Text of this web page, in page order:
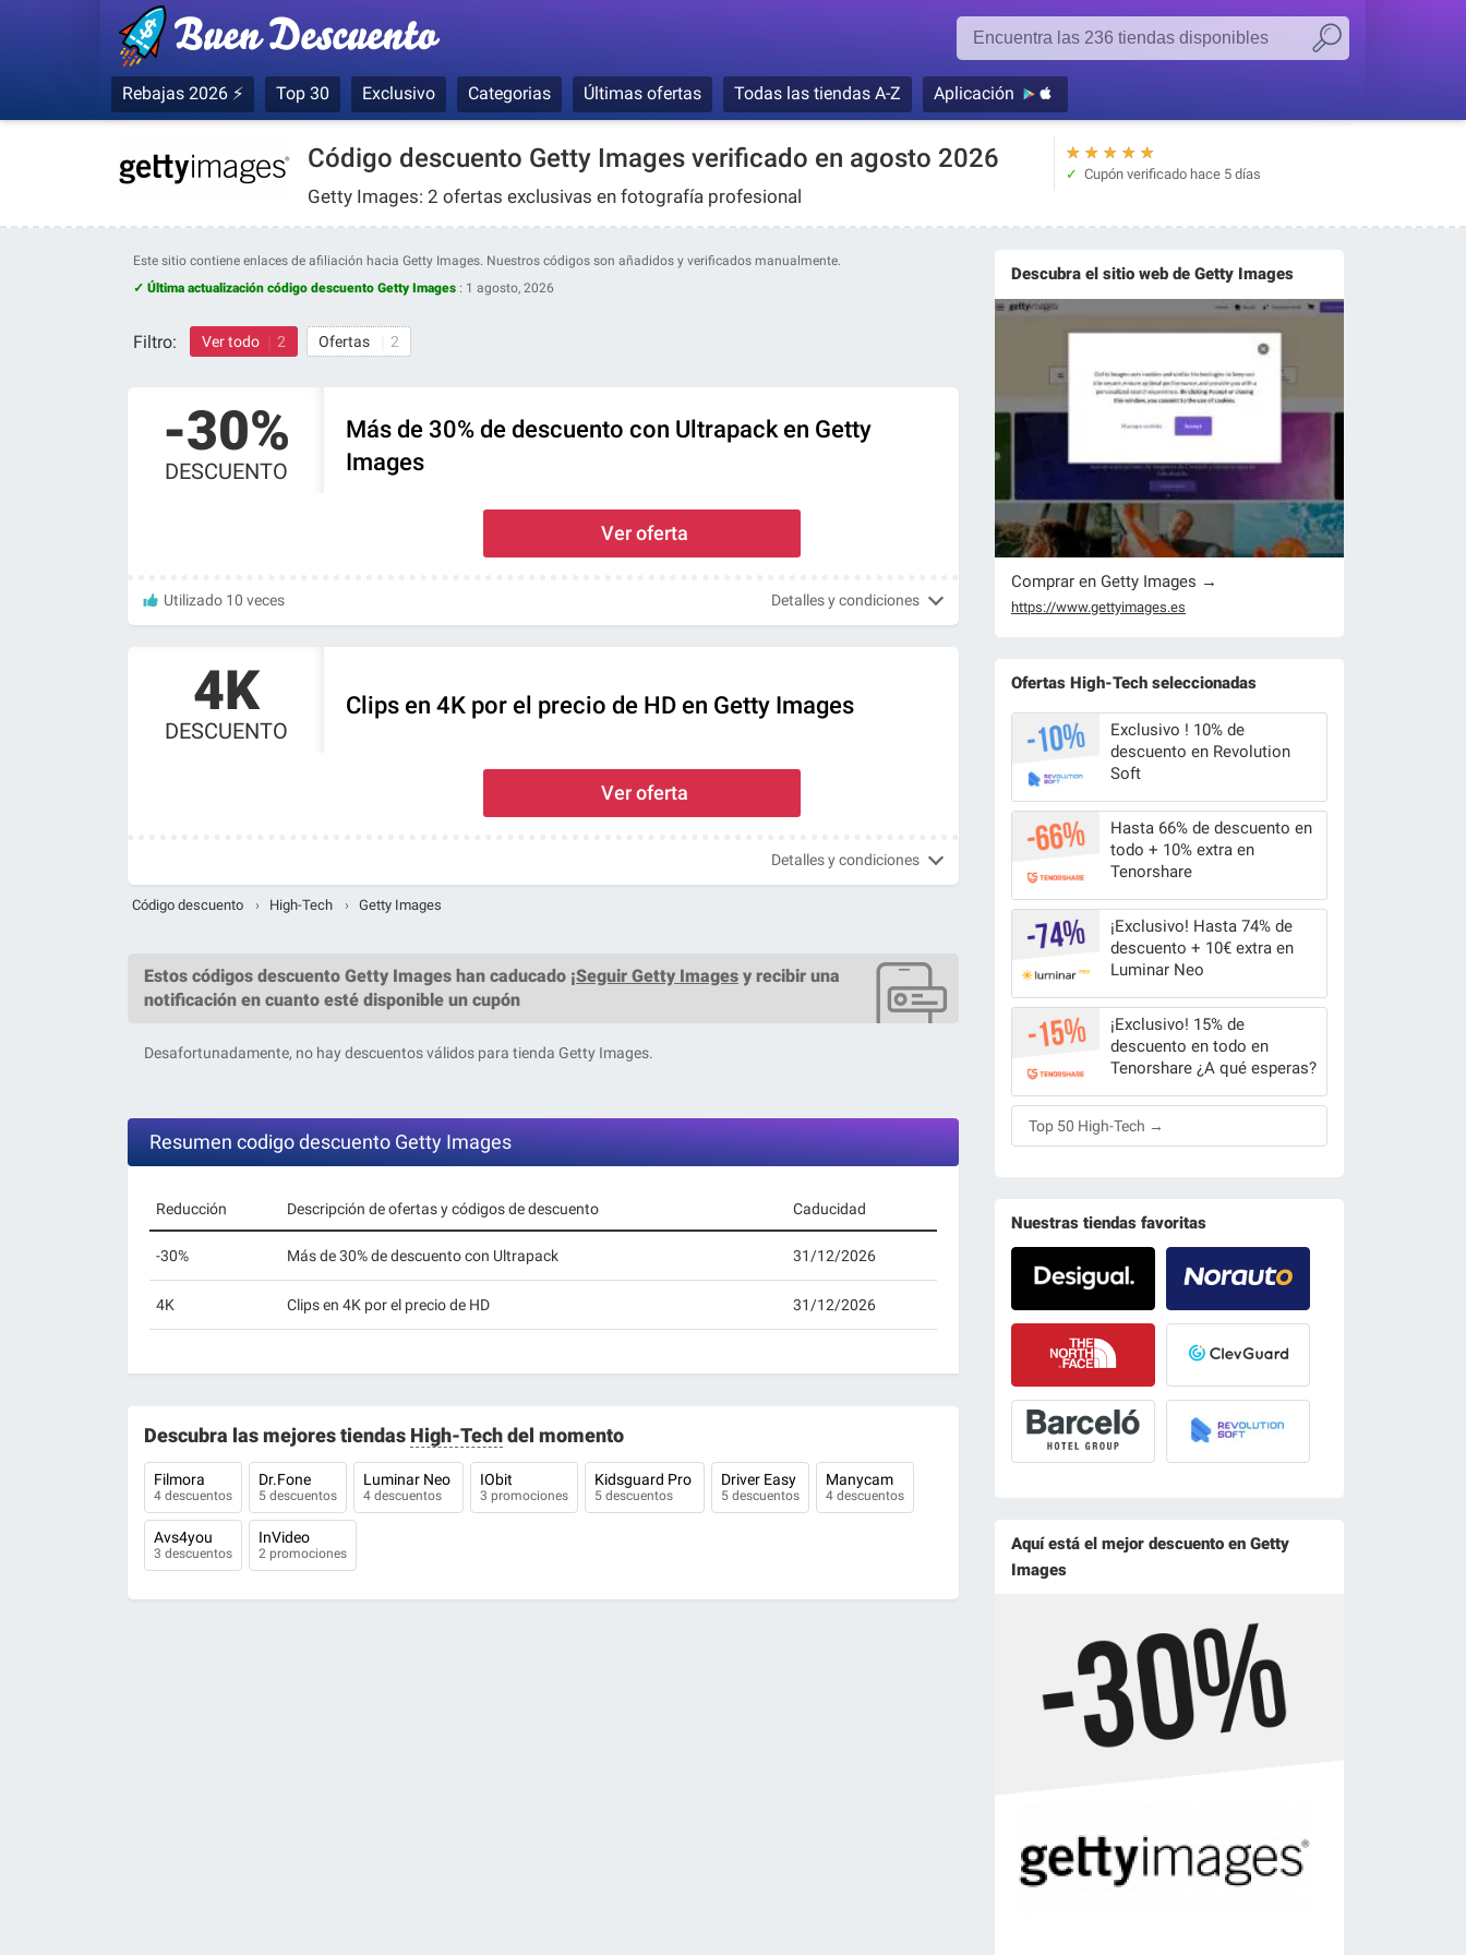
Rebajas 2026 ⚡ Top 30 Exclusivo Categorias Últimas ofertas Todas las tiendas A-Z Aplicación
Código descuento Getty Images verificado en agosto 2026
Getty Images: 2 ofertas exclusivas en fotografía profesional
★
★
★
★
★
Cupón verificado hace 5 días
Este sitio contiene enlaces de afiliación hacia Getty Images. Nuestros códigos son añadidos y verificados manualmente.
✓ Última actualización código descuento Getty Images : 1 agosto, 2026
Filtro: Ver todo 2 Ofertas 2
-30%
DESCUENTO
Más de 30% de descuento con Ultrapack en Getty
Images
Ver oferta
Utilizado 10 veces Detalles y condiciones
4K
DESCUENTO
Clips en 4K por el precio de HD en Getty Images
Ver oferta
Detalles y condiciones
Código descuento › High-Tech › Getty Images
Estos códigos descuento Getty Images han caducado ¡Seguir Getty Images y recibir una
notificación en cuanto esté disponible un cupón
Desafortunadamente, no hay descuentos válidos para tienda Getty Images.
Resumen codigo descuento Getty Images
Reducción Descripción de ofertas y códigos de descuento Caducidad
-30% Más de 30% de descuento con Ultrapack 31/12/2026
4K Clips en 4K por el precio de HD 31/12/2026
Descubra las mejores tiendas High-Techdel momento
Filmora
4 descuentos
Dr.Fone
5 descuentos
Luminar Neo
4 descuentos
IObit
3 promociones
Kidsguard Pro
5 descuentos
Driver Easy
5 descuentos
Manycam
4 descuentos
Avs4you
3 descuentos
InVideo
2 promociones
Descubra el sitio web de Getty Images
Comprar en Getty Images →
https://www.gettyimages.es
Ofertas High-Tech seleccionadas
Exclusivo ! 10% de
descuento en Revolution
Soft
Hasta 66% de descuento en
todo + 10% extra en
Tenorshare
¡Exclusivo! Hasta 74% de
descuento + 10€ extra en
Luminar Neo
¡Exclusivo! 15% de
descuento en todo en
Tenorshare ¿A qué esperas?
Top 50 High-Tech →
Nuestras tiendas favoritas
Aquí está el mejor descuento en Getty
Images